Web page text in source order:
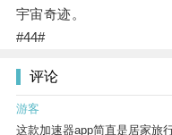
宇宙奇迹。
#44#
评论
游客
这款加速器app简直是居家旅